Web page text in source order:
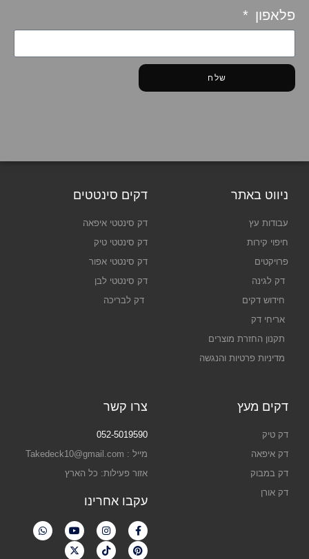
פלאפון
שלח
ניווט באתר
עבודות עץ
חיפוי קירות
פרויקטים
דק לגינה
חידוש דקים
אריחי דק
תקנון החזרת מוצרים
מדיניות פרטיות והנגשה
דקים סינטטים
דק סינטטי איפאה
דק סינטטי טיק
דק סינטטי אפור
דק סינטטי לבן
דק לבריכה
דקים מעץ
דק טיק
דק איפאה
דק במבוק
דק אורן
צרו קשר
052-5019590
מייל : Takedeck10@gmail.com
אזור פעילות: כל הארץ
עקבו אחרינו